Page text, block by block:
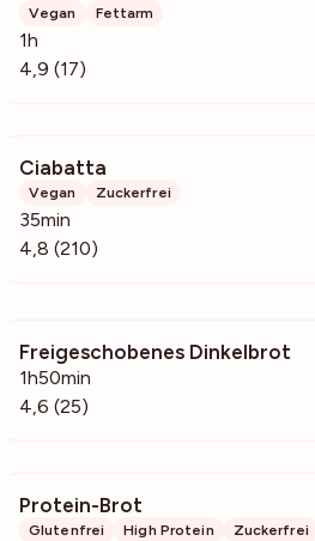
Vegan Fettarm
1h
4,9 (17)
Ciabatta
Vegan Zuckerfrei
35min
4,8 (210)
Freigeschobenes Dinkelbrot
1h50min
4,6 (25)
Protein-Brot
Glutenfrei High Protein Zuckerfrei